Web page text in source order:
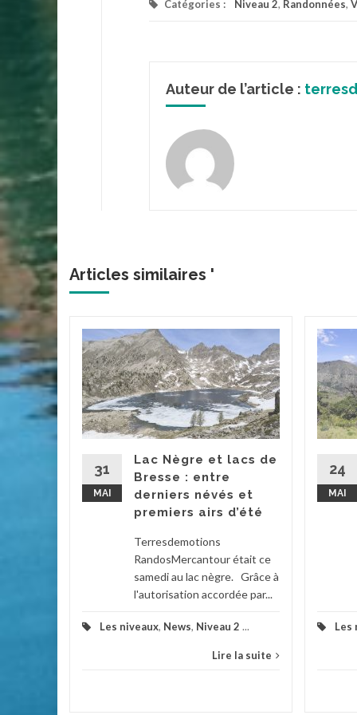
Catégories : Niveau 2, Randonnées,
Auteur de l’article :
Articles similaires '
31
MAI
Lac Nègre et lacs de
Bresse : entre
derniers névés et
premiers airs d’été
Terresdemotions
RandosMercantour était ce
samedi au lac nègre. Grâce à
l'autorisation accordée par...
Les niveaux, News, Niveau 2 ...
Lire la suite
24
MAI
Les